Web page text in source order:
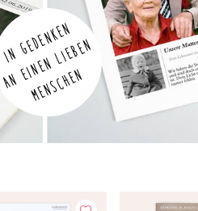
IN GEDENKEN
A
N
E
I
N
E
N
L
I
E
B
E
N
M
E
N
S
C
H
E
N